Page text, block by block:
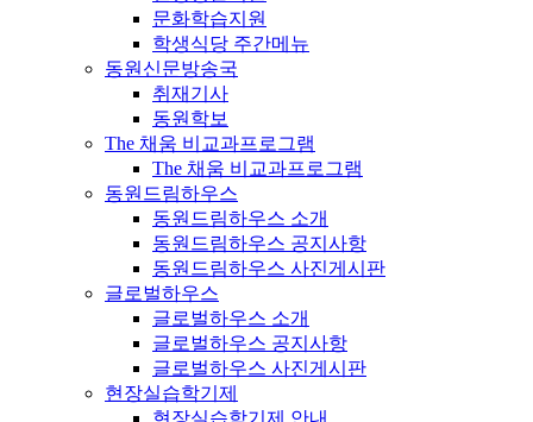
문화학습지원
학생식당 주간메뉴
동원신문방송국
취재기사
동원학보
The 채움 비교과프로그램
The 채움 비교과프로그램
동원드림하우스
동원드림하우스 소개
동원드림하우스 공지사항
동원드림하우스 사진게시판
글로벌하우스
글로벌하우스 소개
글로벌하우스 공지사항
글로벌하우스 사진게시판
현장실습학기제